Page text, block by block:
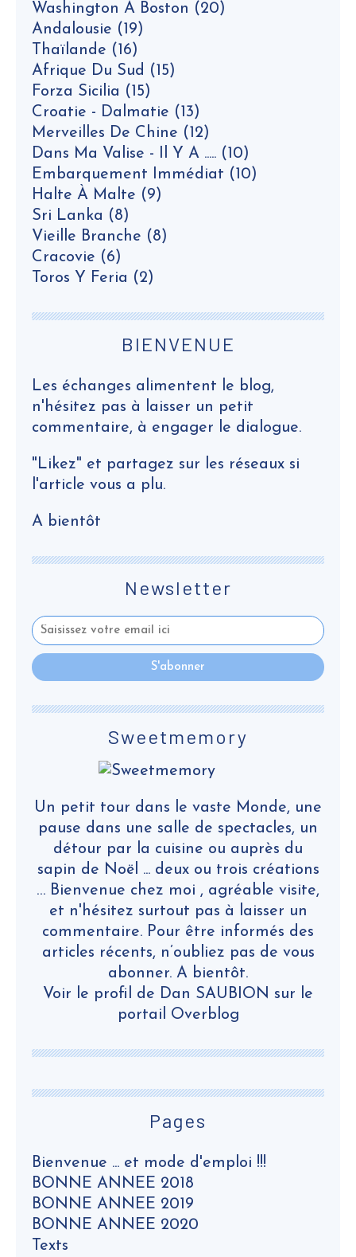
Newsletter
Washington À Boston (20)
Andalousie (19)
Thaïlande (16)
Afrique Du Sud (15)
Forza Sicilia (15)
Croatie - Dalmatie (13)
Merveilles De Chine (12)
Dans Ma Valise - Il Y A ..... (10)
Embarquement Immédiat (10)
Halte À Malte (9)
Sri Lanka (8)
Vieille Branche (8)
Cracovie (6)
Toros Y Feria (2)
Pages
Bienvenue ... et mode d'emploi !!!
BONNE ANNEE 2018
BONNE ANNEE 2019
BONNE ANNEE 2020
Texts
Sweetmemory
Un petit tour dans le vaste Monde, une
pause dans une salle de spectacles, un
détour par la cuisine ou auprès du
sapin de Noël ... deux ou trois créations
… Bienvenue chez moi , agréable visite,
et n'hésitez surtout pas à laisser un
commentaire. Pour être informés des
articles récents, n’oubliez pas de vous
abonner. A bientôt.
Voir le profil de Dan SAUBION sur le
portail Overblog
BIENVENUE
Les échanges alimentent le blog,
n'hésitez pas à laisser un petit
commentaire, à engager le dialogue.
"Likez" et partagez sur les réseaux si
l'article vous a plu.
A bientôt